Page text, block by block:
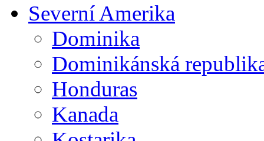
Severní Amerika
Dominika
Dominikánská
Honduras
Kanada